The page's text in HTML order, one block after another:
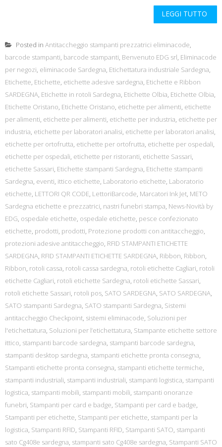
LEGGI TUTTO
Posted in Antitaccheggio stampanti prezzatrici eliminacode,
barcode stampanti, barcode stampanti, Benvenuto EDG srl, Eliminacode
per negozi, eliminacode Sardegna, Etichettatura industriale Sardegna,
Etichette, Etichette, etichette adesive sardegna, Etichette e Ribbon
SARDEGNA, Etichette in rotoli Sardegna, Etichette Olbia, Etichette Olbia,
Etichette Oristano, Etichette Oristano, etichette per alimenti, etichette
per alimenti, etichette per alimenti, etichette per industria, etichette per
industria, etichette per laboratori analisi, etichette per laboratori analisi,
etichette per ortofrutta, etichette per ortofrutta, etichette per ospedali,
etichette per ospedali, etichette per ristoranti, etichette Sassari,
etichette Sassari, Etichette stampanti Sardegna, Etichette stampanti
Sardegna, eventi, ittico etichette, Laboratorio etichette, Laboratorio
etichette, LETTORI QR CODE, LettoriBarcode, Marcatori Ink Jet, METO
Sardegna etichette e prezzatrici, nastri funebri stampa, News-Novità by
EDG, ospedale etichette, ospedale etichette, pesce confezionato
etichette, prodotti, prodotti, Protezione prodotti con antitaccheggio,
protezioni adesive antitaccheggio, RFID STAMPANTI ETICHETTE
SARDEGNA, RFID STAMPANTI ETICHETTE SARDEGNA, Ribbon, Ribbon,
Ribbon, rotoli cassa, rotoli cassa sardegna, rotoli etichette Cagliari, rotoli
etichette Cagliari, rotoli etichette Sardegna, rotoli etichette Sassari,
rotoli etichette Sassari, rotoli pos, SATO SARDEGNA, SATO SARDEGNA,
SATO stampanti Sardegna, SATO stampanti Sardegna, Sistemi
antitaccheggio Checkpoint, sistemi eliminacode, Soluzioni per
l'etichettatura, Soluzioni per l’etichettatura, Stampante etichette settore
ittico, stampanti barcode sardegna, stampanti barcode sardegna,
stampanti desktop sardegna, stampanti etichette pronta consegna,
Stampanti etichette pronta consegna, stampanti etichette termiche,
stampanti industriali, stampanti industriali, stampanti logistica, stampanti
logistica, stampanti mobili, stampanti mobili, stampanti onoranze
funebri, Stampanti per card e badge, Stampanti per card e badge,
Stampanti per etichette, Stampanti per etichette, stampanti per la
logistica, Stampanti RFID, Stampanti RFID, Stampanti SATO, stampanti
sato Cg408e sardegna, stampanti sato Cg408e sardegna, Stampanti SATO